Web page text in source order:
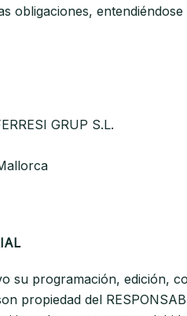
obligaciones,
GRUP S.L.
su programación, edición,
propiedad del